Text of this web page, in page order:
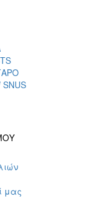
SNUS
μας